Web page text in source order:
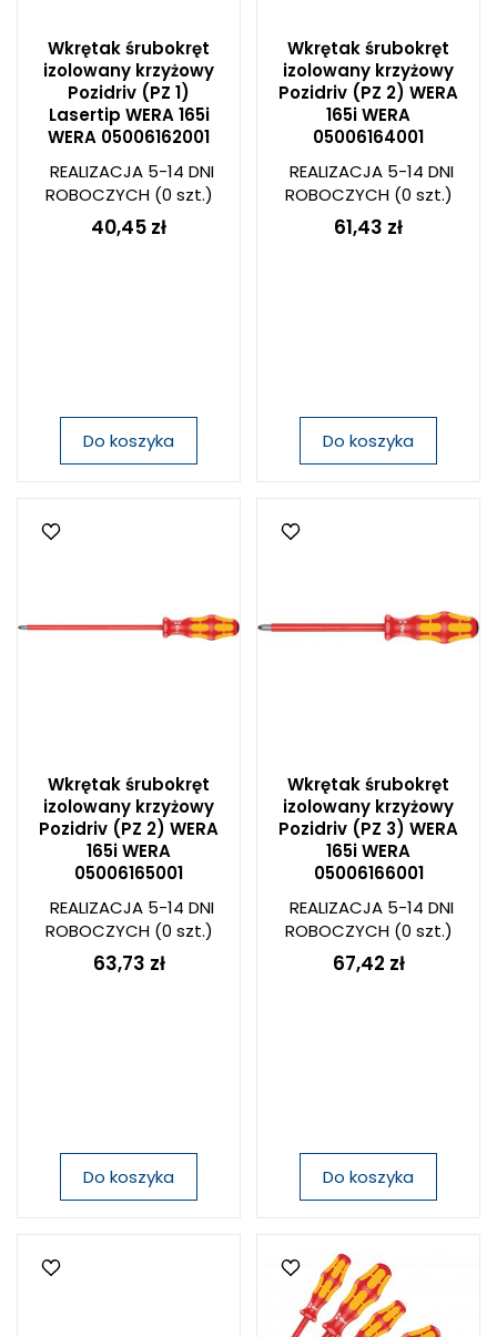
Wkrętak śrubokręt
izolowany krzyżowy
Pozidriv (PZ 1)
Lasertip WERA 165i
WERA 05006162001
REALIZACJA 5-14 DNI
ROBOCZYCH(0 szt.)
40,45 zł
Do koszyka
Wkrętak śrubokręt
izolowany krzyżowy
Pozidriv (PZ 2) WERA
165i WERA
05006164001
REALIZACJA 5-14 DNI
ROBOCZYCH(0 szt.)
61,43 zł
Do koszyka
Wkrętak śrubokręt
izolowany krzyżowy
Pozidriv (PZ 2) WERA
165i WERA
05006165001
REALIZACJA 5-14 DNI
ROBOCZYCH(0 szt.)
63,73 zł
Do koszyka
Wkrętak śrubokręt
izolowany krzyżowy
Pozidriv (PZ 3) WERA
165i WERA
05006166001
REALIZACJA 5-14 DNI
ROBOCZYCH(0 szt.)
67,42 zł
Do koszyka